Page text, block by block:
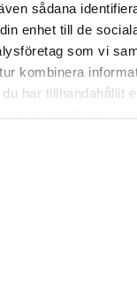
sådana
enhet till de
som vi
kombinera
har tillhandahållit
utan
för
Edge-
fordon
eller
räcken.
2 525
2 635